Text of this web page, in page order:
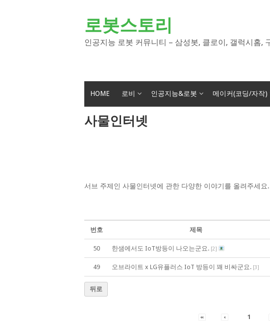
로봇스토리
인공지능 로봇 커뮤니티 – 삼성봇, 클로이, 갤럭시홈,
HOME 로비 인공지능&로봇 메이커(코딩/자작)
사물인터넷
서브 주제인 사물인터넷에 관한 다양한 이야기를 올려주세요.
번호 제목
50 한샘에서도 IoT방등이 나오는군요. [2]
49 오브라이트 x LG유플러스 IoT 방등이 꽤 비싸군요. [3]
뒤로
1